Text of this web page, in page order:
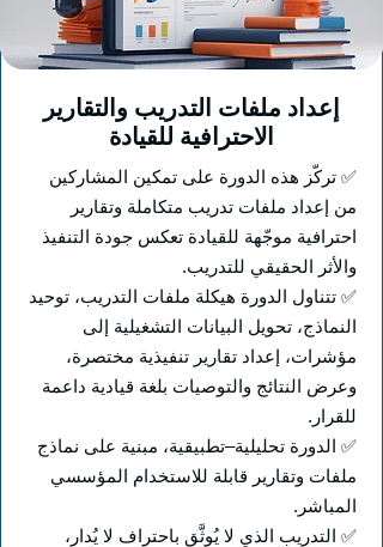
إعداد ملفات التدريب والتقارير
الاحترافية للقيادة
✅ تركّز هذه الدورة على تمكين المشاركين
من إعداد ملفات تدريب متكاملة وتقارير
احترافية موجّهة للقيادة تعكس جودة التنفيذ
والأثر الحقيقي للتدريب.
✅ تتناول الدورة هيكلة ملفات التدريب، توحيد
النماذج، تحويل البيانات التشغيلية إلى
مؤشرات، إعداد تقارير تنفيذية مختصرة،
وعرض النتائج والتوصيات بلغة قيادية داعمة
للقرار.
✅ الدورة تحليلية–تطبيقية، مبنية على نماذج
ملفات وتقارير قابلة للاستخدام المؤسسي
المباشر.
✅ التدريب الذي لا يُوثَّق باحتراف لا يُدار،